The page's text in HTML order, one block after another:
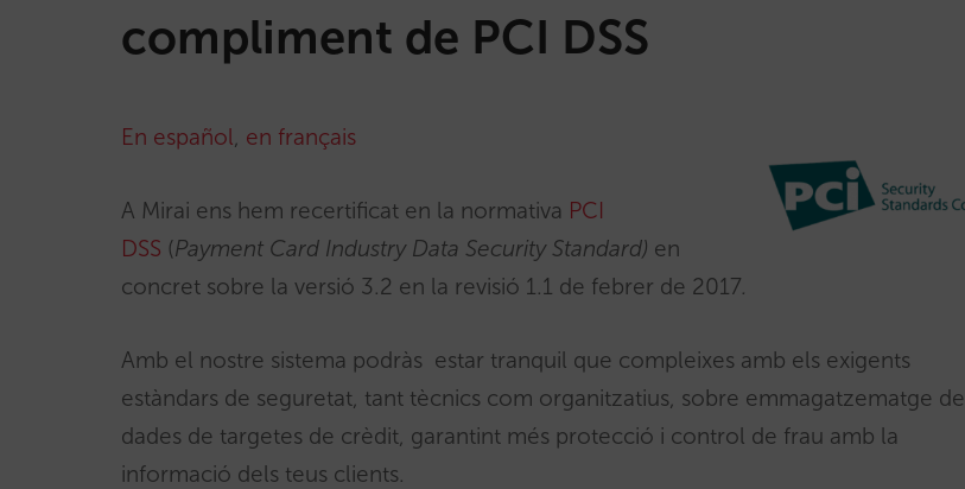
compliment de PCI DSS
En español, en français
A Mirai ens hem recertificat en la normativa PCI
DSS (Payment Card Industry Data Security Standard) en
concret sobre la versió 3.2 en la revisió 1.1 de febrer de 2017.
Amb el nostre sistema podràs estar tranquil que compleixes amb els exigents
estàndars de seguretat, tant tècnics com organitzatius, sobre emmagatzematge de
dades de targetes de crèdit, garantint més protecció i control de frau amb la
informació dels teus clients.